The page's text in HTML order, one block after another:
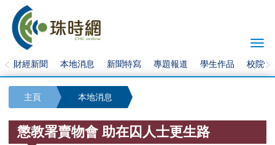
財經新聞 本地消息 新聞特寫 專題報道 學生作品 校院快
主頁 本地消息
懲教署賣物會 助在囚人士更生路